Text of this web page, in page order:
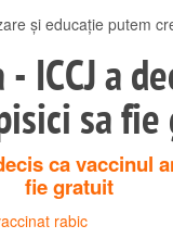
și educație putem
ICCJ a
sa
ca vaccinul
fie gratuit